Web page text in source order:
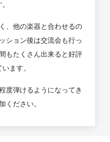
、他の楽器と合わせるの
ション後は交流会も行っ
もたくさん出来ると好評
ます。
度弾けるようになってき
ください。